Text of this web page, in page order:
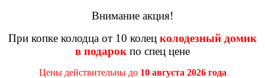
Внимание акция!
При копке колодца от 10 колец колодезный домик
в подарок по спец цене
Цены действительны до 10 августа 2026 года